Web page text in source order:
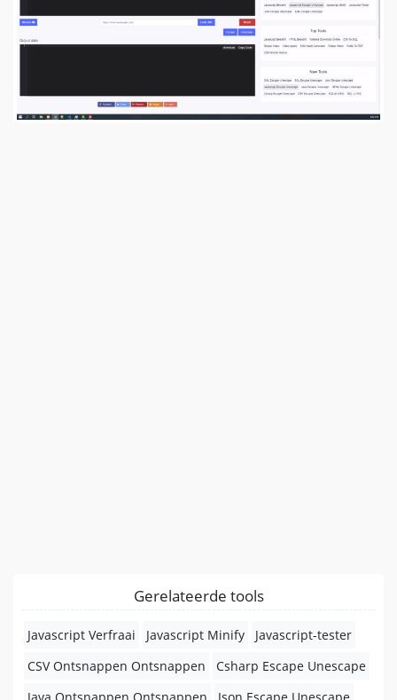
Gerelateerde tools
Javascript Verfraai Javascript Minify
Javascript-tester
CSV Ontsnappen Ontsnappen
Csharp Escape Unescape